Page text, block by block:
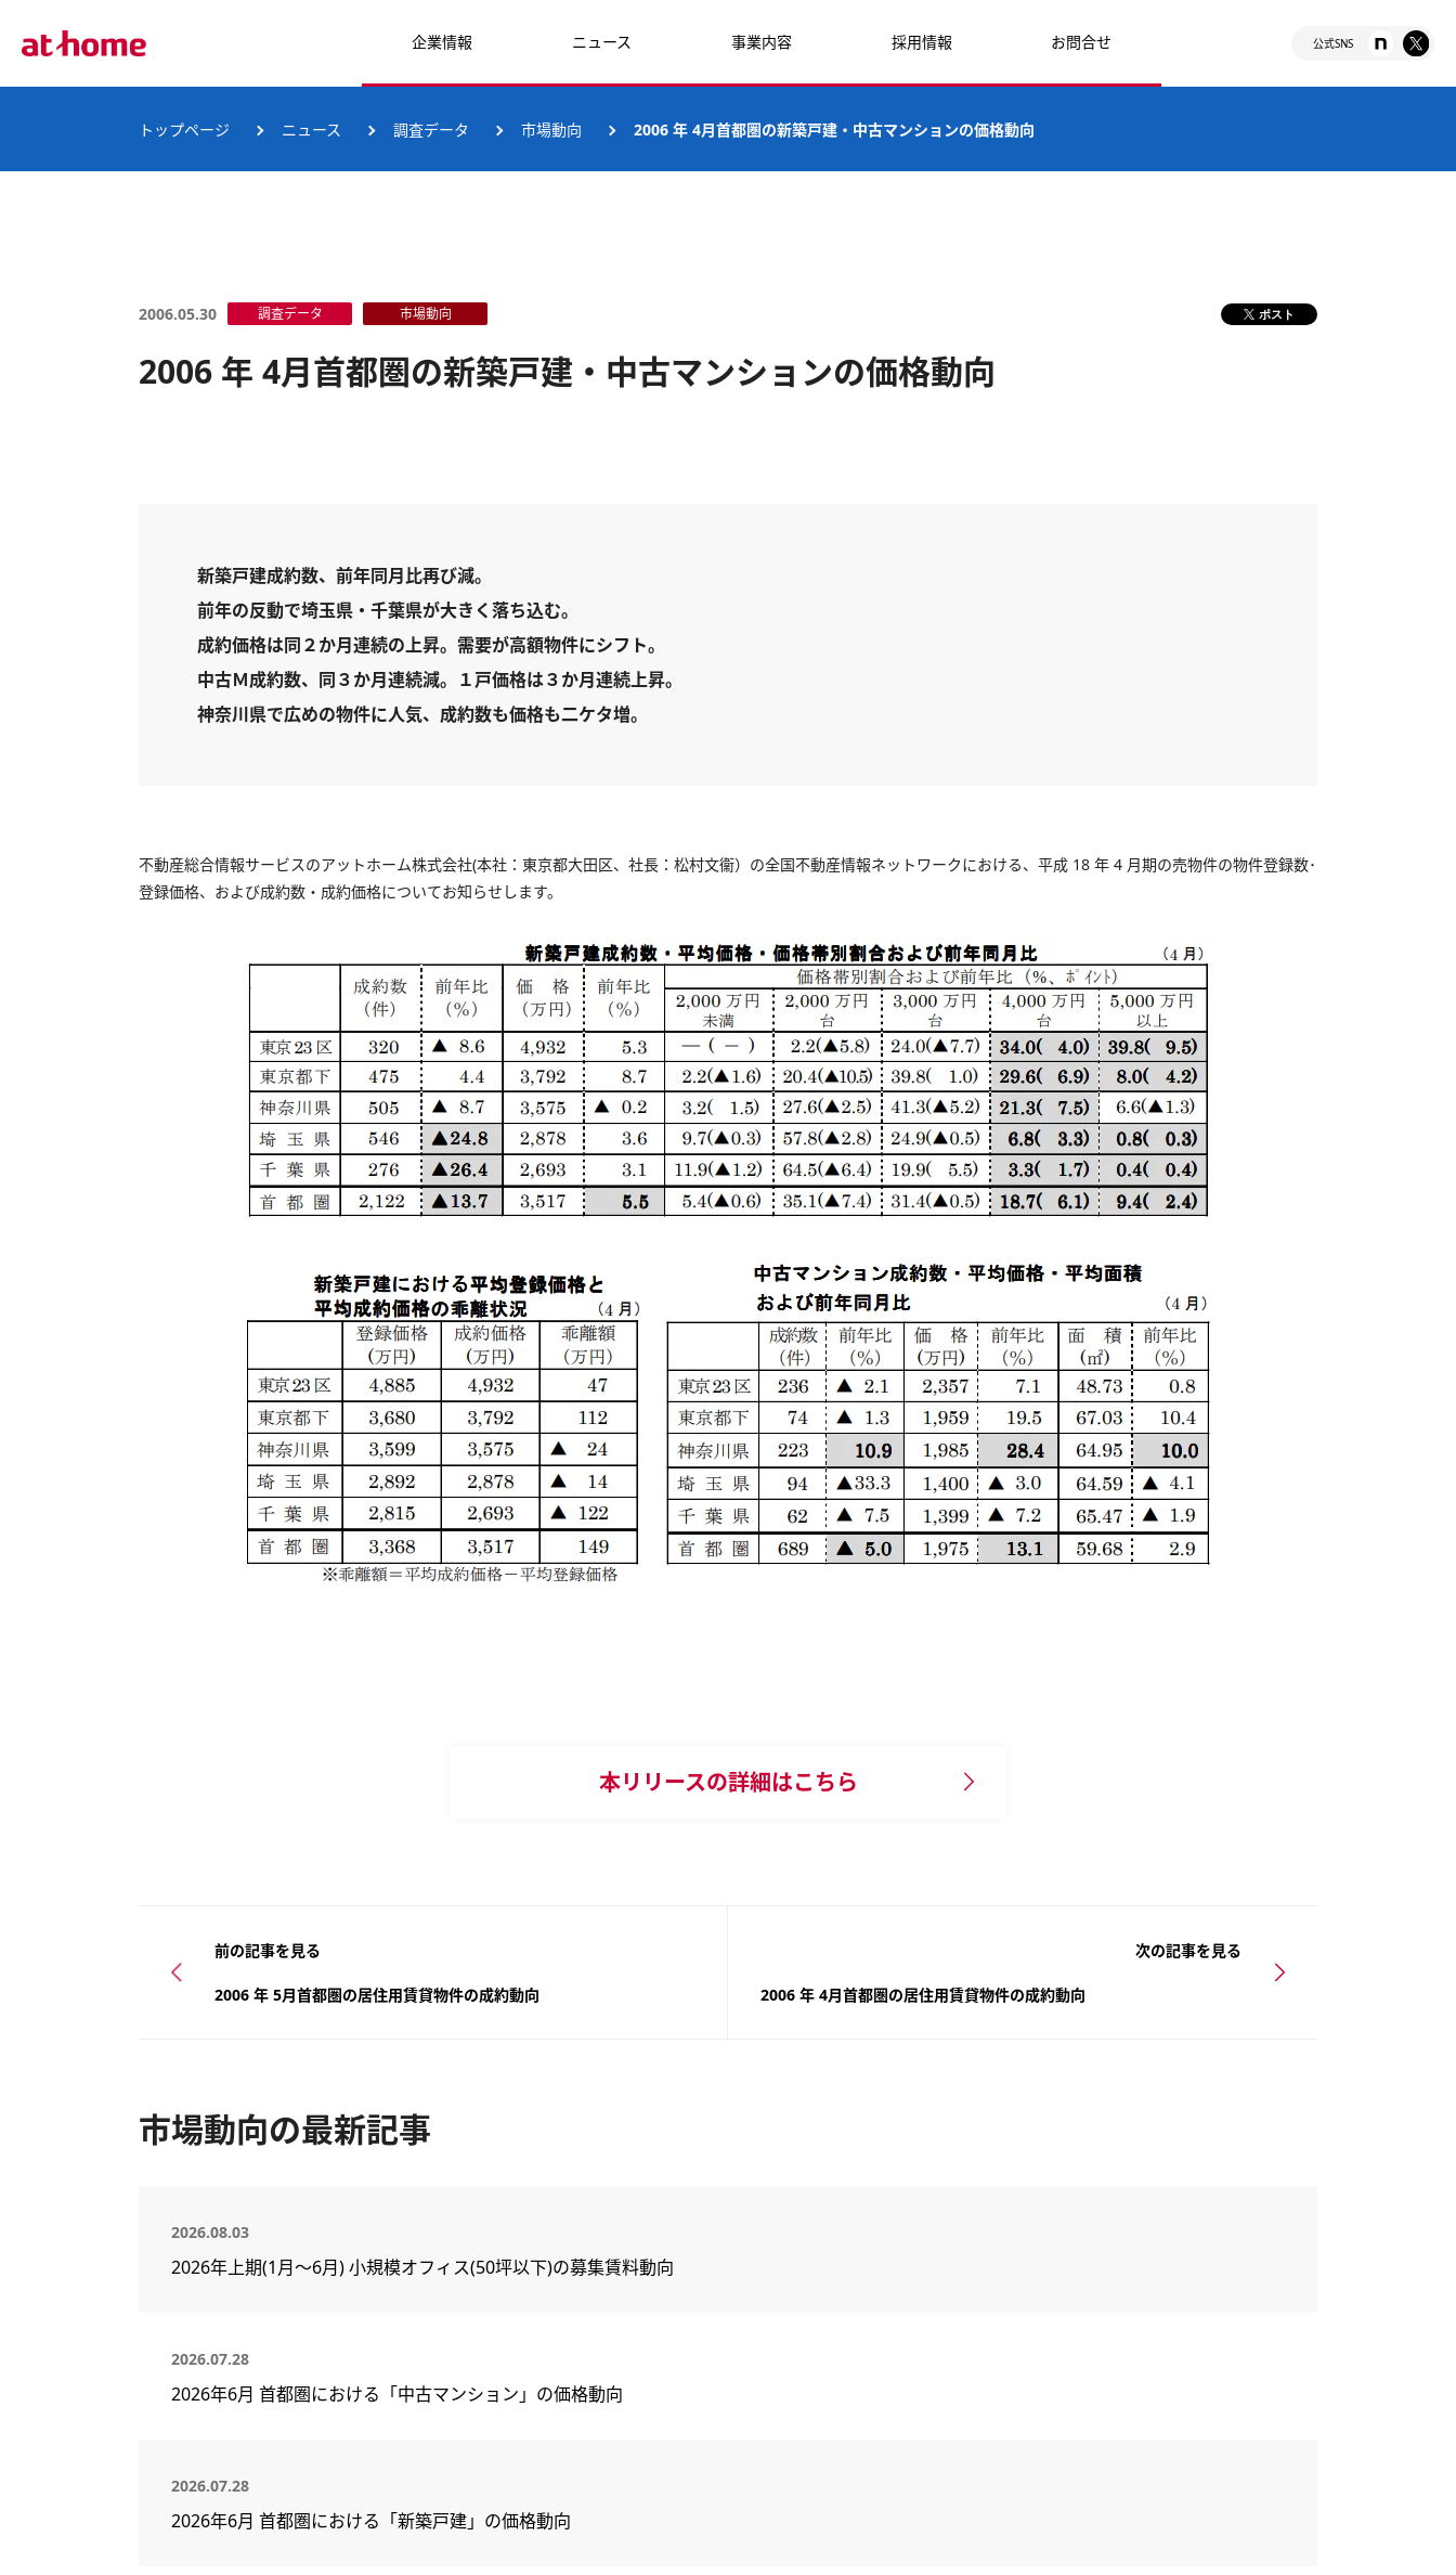
企業情報 ニュース 事業内容 採用情報 お問合せ 公式SNS
トップページ ニュース 調査データ 市場動向 2006 年 4月首都圏の新築戸建・中古マンションの価格動向
2006.05.30 調査データ 市場動向 ポスト
2006 年 4月首都圏の新築戸建・中古マンションの価格動向
新築戸建成約数、前年同月比再び減。
前年の反動で埼玉県・千葉県が大きく落ち込む。
成約価格は同２か月連続の上昇。需要が高額物件にシフト。
中古Ｍ成約数、同３か月連続減。１戸価格は３か月連続上昇。
神奈川県で広めの物件に人気、成約数も価格も二ケタ増。
不動産総合情報サービスのアットホーム株式会社(本社：東京都大田区、社長：松村文衞）の全国不動産情報ネットワークにおける、平成 18 年 4 月期の売物件の物件登録数･
登録価格、および成約数・成約価格についてお知らせします。
本リリースの詳細はこちら
前の記事を見る
2006 年 5月首都圏の居住用賃貸物件の成約動向
次の記事を見る
2006 年 4月首都圏の居住用賃貸物件の成約動向
市場動向の最新記事
2026.08.03
2026年上期(1月～6月) 小規模オフィス(50坪以下)の募集賃料動向
2026.07.28
2026年6月 首都圏における「中古マンション」の価格動向
2026.07.28
2026年6月 首都圏における「新築戸建」の価格動向